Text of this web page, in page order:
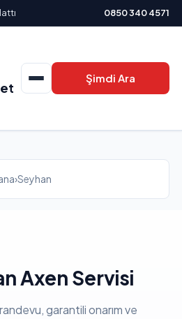
0850 340 4571
Şimdi Ara
›Seyhan
Axen Servisi
garantili onarım ve